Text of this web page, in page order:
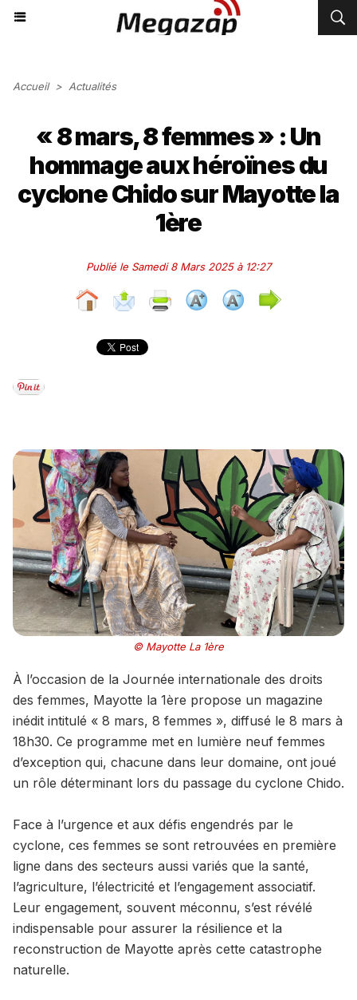
Accueil > Actualités
« 8 mars, 8 femmes » : Un
hommage aux héroïnes du
cyclone Chido sur Mayotte la
1ère
Publié le Samedi 8 Mars 2025 à 12:27
© Mayotte La 1ère
À l’occasion de la Journée internationale des droits
des femmes, Mayotte la 1ère propose un magazine
inédit intitulé « 8 mars, 8 femmes », diffusé le 8 mars à
18h30. Ce programme met en lumière neuf femmes
d’exception qui, chacune dans leur domaine, ont joué
un rôle déterminant lors du passage du cyclone Chido.
Face à l’urgence et aux défis engendrés par le
cyclone, ces femmes se sont retrouvées en première
ligne dans des secteurs aussi variés que la santé,
l’agriculture, l’électricité et l’engagement associatif.
Leur engagement, souvent méconnu, s’est révélé
indispensable pour assurer la résilience et la
reconstruction de Mayotte après cette catastrophe
naturelle.